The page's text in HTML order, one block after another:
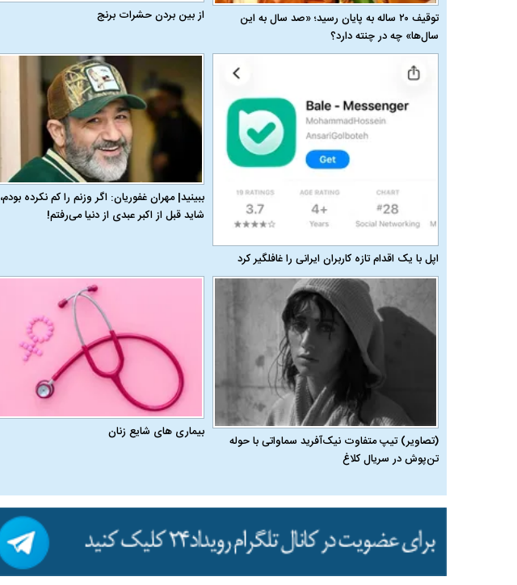
توقیف ۲۰ ساله به پایان رسید؛ «صد سال به این
سال‌ها» چه در چنته دارد؟
از بین بردن حشرات برنج
اپل با یک اقدام تازه کاربران ایرانی را غافلگیر کرد
ببینید| مهران غفوریان: اگر وزنم را کم نکرده بودم،
شاید قبل از اکبر عبدی از دنیا می‌رفتم!
(تصاویر) تیپ متفاوت نیک‌آفرید سماواتی با حوله
تن‌پوش در سریال کلاغ
بیماری‌ های شایع زنان